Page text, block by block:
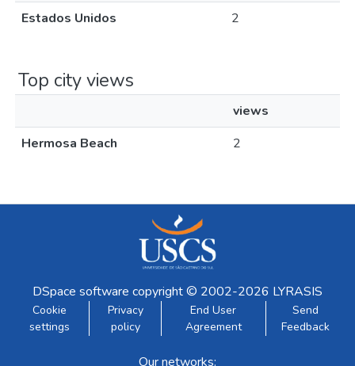
Estados Unidos
2
Top city views
views
Hermosa Beach
2
DSpace software copyright © 2002-2026 LYRASIS
Cookie
settings
Privacy
policy
End User
Agreement
Send
Feedback
Our networks: